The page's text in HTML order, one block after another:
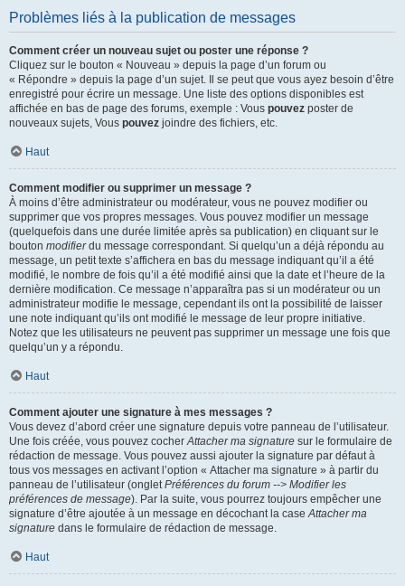
Problèmes liés à la publication de messages
Comment créer un nouveau sujet ou poster une réponse ?
Cliquez sur le bouton « Nouveau » depuis la page d’un forum ou
« Répondre » depuis la page d’un sujet. Il se peut que vous ayez besoin d’être
enregistré pour écrire un message. Une liste des options disponibles est
affichée en bas de page des forums, exemple : Vous pouvez poster de
nouveaux sujets, Vous pouvez joindre des fichiers, etc.
Haut
Comment modifier ou supprimer un message ?
À moins d’être administrateur ou modérateur, vous ne pouvez modifier ou
supprimer que vos propres messages. Vous pouvez modifier un message
(quelquefois dans une durée limitée après sa publication) en cliquant sur le
bouton modifierdu message correspondant. Si quelqu’un a déjà répondu au
message, un petit texte s’affichera en bas du message indiquant qu’il a été
modifié, le nombre de fois qu’il a été modifié ainsi que la date et l’heure de la
dernière modification. Ce message n’apparaîtra pas si un modérateur ou un
administrateur modifie le message, cependant ils ont la possibilité de laisser
une note indiquant qu’ils ont modifié le message de leur propre initiative.
Notez que les utilisateurs ne peuvent pas supprimer un message une fois que
quelqu’un y a répondu.
Haut
Comment ajouter une signature à mes messages ?
Vous devez d’abord créer une signature depuis votre panneau de l’utilisateur.
Une fois créée, vous pouvez cocherAttacher ma signature sur le formulaire de
rédaction de message. Vous pouvez aussi ajouter la signature par défaut à
tous vos messages en activant l’option « Attacher ma signature » à partir du
panneau de l’utilisateur (ongletPréférences du forum --> Modifier les
préférences de message). Par la suite, vous pourrez toujours empêcher une
signature d’être ajoutée à un message en décochant la caseAttacher ma
signature dans le formulaire de rédaction de message.
Haut